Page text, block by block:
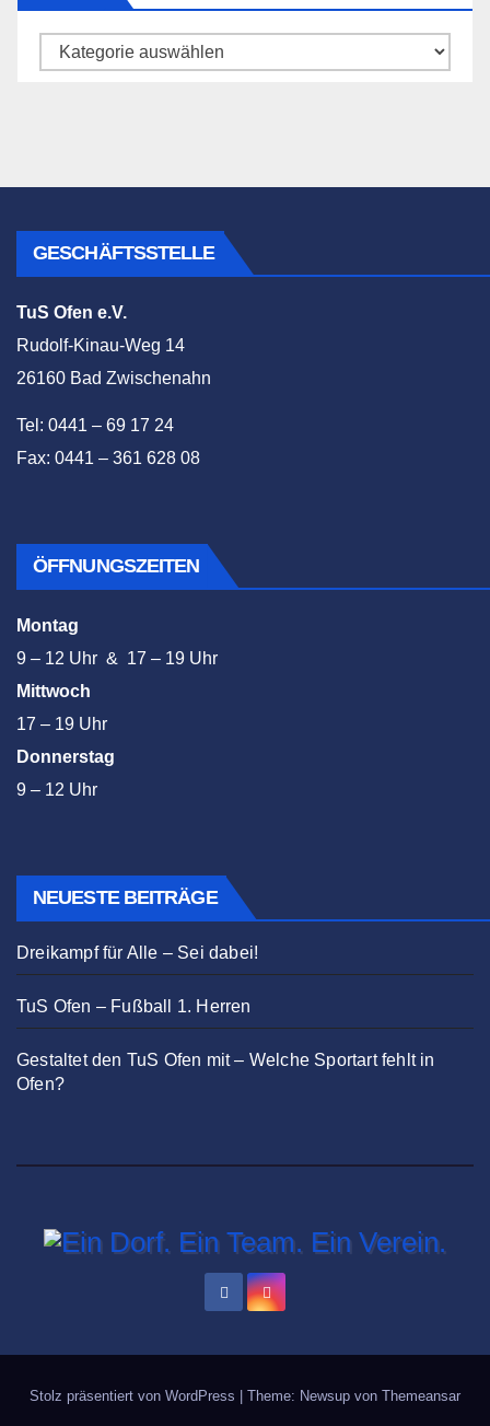
Katego
GESCHÄFTSSTELLE
TuS Ofen e.V.
Rudolf-Kinau-Weg 14
26160 Bad Zwischenahn
Tel: 0441 – 69 17 24
Fax: 0441 – 361 628 08
ÖFFNUNGSZEITEN
Montag
9 – 12 Uhr & 17 – 19 Uhr
Mittwoch
17 – 19 Uhr
Donnerstag
9 – 12 Uhr
NEUESTE BEITRÄGE
Dreikampf für Alle – Sei dabei!
TuS Ofen – Fußball 1. Herren
Gestaltet den TuS Ofen mit – Welche Sportart fehlt in
Ofen?
Stolz präsentiert von WordPress Theme: Newsup von Themeansar